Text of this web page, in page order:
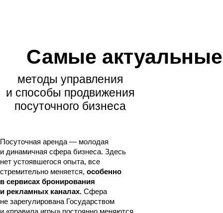
LET'S GO!
Самые актуальные
методы управления
и способы продвижения
посуточного бизнеса
Посуточная аренда — молодая
и динамичная сфера бизнеса. Здесь
нет устоявшегося опыта, все
стремительно меняется, особенно
в сервисах бронирования
и рекламных каналах. Сфера
не зарегулирована Государством
и «правила игры» постоянно меняются.